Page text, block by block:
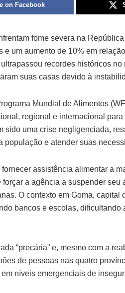
on Facebook
fome severa na
e um aumento de 10% em
recordes históricos
suas casas devido à
Mundial de Alimentos
regional e internacional
sido uma crise negligenciada,
população e atender suas
assistência alimentar a
a agência a suspender seu
O contexto em Goma, capital
bancos e escolas, dificultando
“precária” e, mesmo com a
de pessoas nas quatro
níveis emergenciais de